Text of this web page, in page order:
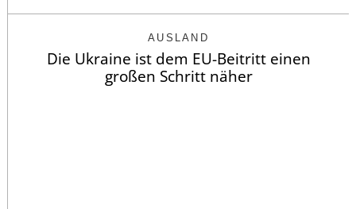
AUSLAND
Die Ukraine ist dem EU-Beitritt einen
großen Schritt näher